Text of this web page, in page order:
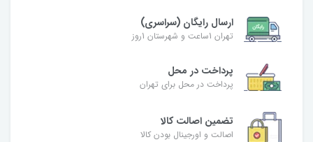
ارسال رایگان (سراسری)
تهران 1ساعت و شهرستان 1روز
پرداخت در محل
پرداخت در محل برای تهران
تضمین اصالت کالا
اصالت و اورجینال بودن کالا